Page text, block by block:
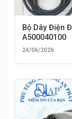
Bộ Dây Điện
A500040100
24/06/2026